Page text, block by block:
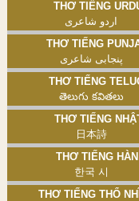
Thơ tiếng Urdu
اردو شاعری
Thơ tiếng Punjabi
پنجابی شاعری
Thơ tiếng Telugu
తెలుగు కవితలు
Thơ tiếng Nhật
日本詩
Thơ tiếng Hàn
한국 시
Thơ tiếng Thổ Nhĩ Kỳ